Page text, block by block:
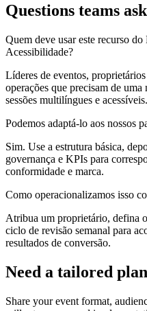
Questions teams
Quem deve usar este recurso
Acessibilidade?
Líderes de eventos,
operações que precisam de
sessões multilíngues e acessíveis.
Podemos adaptá-lo aos nossos
Sim. Use a estrutura básica,
governança e KPIs para
conformidade e marca.
Como operacionalizamos isso
Atribua um proprietário, defina
ciclo de revisão semanal para
resultados de conversão.
Need a tailored
Share your event format,